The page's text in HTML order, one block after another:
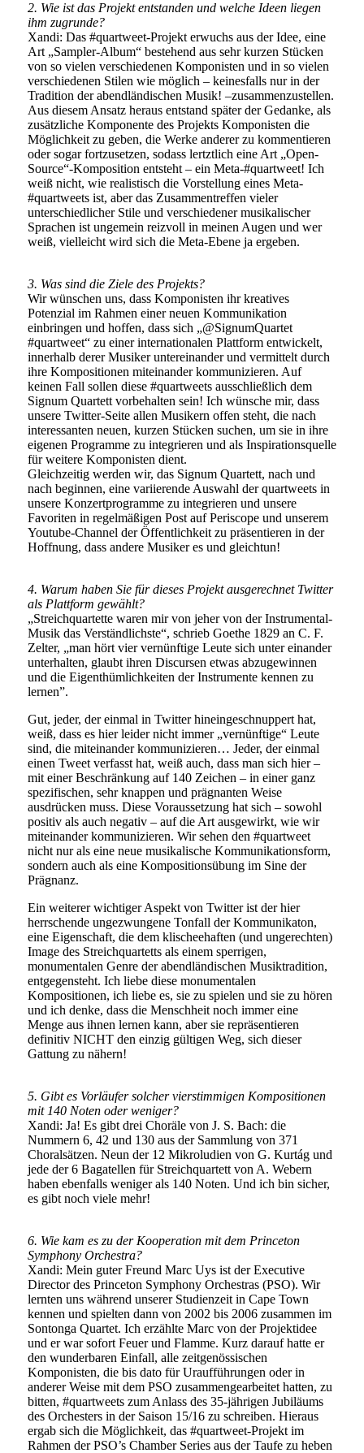
2. Wie ist das Projekt entstanden und welche Ideen liegen
ihm zugrunde?
Xandi: Das #quartweet-Projekt erwuchs aus der Idee, eine
Art „Sampler-Album“ bestehend aus sehr kurzen Stücken
von so vielen verschiedenen Komponisten und in so vielen
verschiedenen Stilen wie möglich – keinesfalls nur in der
Tradition der abendländischen Musik! –zusammenzustellen.
Aus diesem Ansatz heraus entstand später der Gedanke, als
zusätzliche Komponente des Projekts Komponisten die
Möglichkeit zu geben, die Werke anderer zu kommentieren
oder sogar fortzusetzen, sodass lertztlich eine Art „Open-
Source“-Komposition entsteht – ein Meta-#quartweet! Ich
weiß nicht, wie realistisch die Vorstellung eines Meta-
#quartweets ist, aber das Zusammentreffen vieler
unterschiedlicher Stile und verschiedener musikalischer
Sprachen ist ungemein reizvoll in meinen Augen und wer
weiß, vielleicht wird sich die Meta-Ebene ja ergeben.
3. Was sind die Ziele des Projekts?
Wir wünschen uns, dass Komponisten ihr kreatives
Potenzial im Rahmen einer neuen Kommunikation
einbringen und hoffen, dass sich „@SignumQuartet
#quartweet“ zu einer internationalen Plattform entwickelt,
innerhalb derer Musiker untereinander und vermittelt durch
ihre Kompositionen miteinander kommunizieren. Auf
keinen Fall sollen diese #quartweets ausschließlich dem
Signum Quartett vorbehalten sein! Ich wünsche mir, dass
unsere Twitter-Seite allen Musikern offen steht, die nach
interessanten neuen, kurzen Stücken suchen, um sie in ihre
eigenen Programme zu integrieren und als Inspirationsquelle
für weitere Komponisten dient.
Gleichzeitig werden wir, das Signum Quartett, nach und
nach beginnen, eine variierende Auswahl der quartweets in
unsere Konzertprogramme zu integrieren und unsere
Favoriten in regelmäßigen Post auf Periscope und unserem
Youtube-Channel der Öffentlichkeit zu präsentieren in der
Hoffnung, dass andere Musiker es und gleichtun!
4. Warum haben Sie für dieses Projekt ausgerechnet Twitter
als Plattform gewählt?
„Streichquartette waren mir von jeher von der Instrumental-
Musik das Verständlichste“, schrieb Goethe 1829 an C. F.
Zelter, „man hört vier vernünftige Leute sich unter einander
unterhalten, glaubt ihren Discursen etwas abzugewinnen
und die Eigenthümlichkeiten der Instrumente kennen zu
lernen”.
Gut, jeder, der einmal in Twitter hineingeschnuppert hat,
weiß, dass es hier leider nicht immer „vernünftige“ Leute
sind, die miteinander kommunizieren… Jeder, der einmal
einen Tweet verfasst hat, weiß auch, dass man sich hier –
mit einer Beschränkung auf 140 Zeichen – in einer ganz
spezifischen, sehr knappen und prägnanten Weise
ausdrücken muss. Diese Voraussetzung hat sich – sowohl
positiv als auch negativ – auf die Art ausgewirkt, wie wir
miteinander kommunizieren. Wir sehen den #quartweet
nicht nur als eine neue musikalische Kommunikationsform,
sondern auch als eine Kompositionsübung im Sine der
Prägnanz.
Ein weiterer wichtiger Aspekt von Twitter ist der hier
herrschende ungezwungene Tonfall der Kommunikaton,
eine Eigenschaft, die dem klischeehaften (und ungerechten)
Image des Streichquartetts als einem sperrigen,
monumentalen Genre der abendländischen Musiktradition,
entgegensteht. Ich liebe diese monumentalen
Kompositionen, ich liebe es, sie zu spielen und sie zu hören
und ich denke, dass die Menschheit noch immer eine
Menge aus ihnen lernen kann, aber sie repräsentieren
definitiv NICHT den einzig gültigen Weg, sich dieser
Gattung zu nähern!
5. Gibt es Vorläufer solcher vierstimmigen Kompositionen
mit 140 Noten oder weniger?
Xandi: Ja! Es gibt drei Choräle von J. S. Bach: die
Nummern 6, 42 und 130 aus der Sammlung von 371
Choralsätzen. Neun der 12 Mikroludien von G. Kurtág und
jede der 6 Bagatellen für Streichquartett von A. Webern
haben ebenfalls weniger als 140 Noten. Und ich bin sicher,
es gibt noch viele mehr!
6. Wie kam es zu der Kooperation mit dem Princeton
Symphony Orchestra?
Xandi: Mein guter Freund Marc Uys ist der Executive
Director des Princeton Symphony Orchestras (PSO). Wir
lernten uns während unserer Studienzeit in Cape Town
kennen und spielten dann von 2002 bis 2006 zusammen im
Sontonga Quartet. Ich erzählte Marc von der Projektidee
und er war sofort Feuer und Flamme. Kurz darauf hatte er
den wunderbaren Einfall, alle zeitgenössischen
Komponisten, die bis dato für Uraufführungen oder in
anderer Weise mit dem PSO zusammengearbeitet hatten, zu
bitten, #quartweets zum Anlass des 35-jährigen Jubiläums
des Orchesters in der Saison 15/16 zu schreiben. Hieraus
ergab sich die Möglichkeit, das #quartweet-Projekt im
Rahmen der PSO’s Chamber Series aus der Taufe zu heben